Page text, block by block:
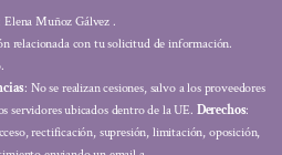
Elena Muñoz Gálvez .
relacionada con tu solicitud de información.
: No se realizan cesiones, salvo a los proveedores
servidores ubicados dentro de la UE. Derechos:
rectificación, supresión, limitación, oposición,